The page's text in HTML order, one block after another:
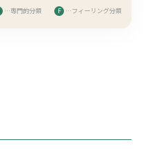
…専門的分類 F …フィーリング分類